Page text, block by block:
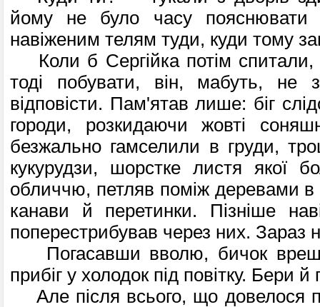
йому не було часу
навіженим телям туди, куди тому
Коли б Сергійка потім
то­ді побувати, він, мабуть, не
відповісти. Пам'ятав лише: біг
городи, розкида­ючи жовті
безжально гамселили в груди,
кукурудзи, шорстке листя якої
обличчю, петляв поміж деревами в
канави й перетинки. Пізніше
поперестрибував через них. Зараз
Погасавши вволю, бичок
прибіг у холодок під повітку. Бери
Але після всього, що довелося